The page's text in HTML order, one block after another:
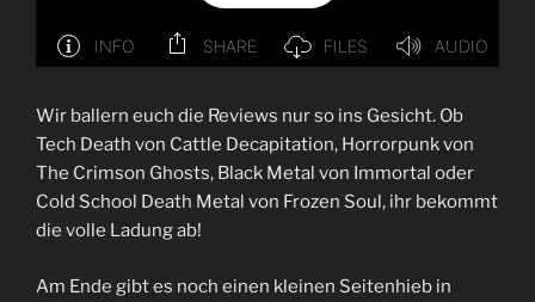
Wir ballern euch die Reviews nur so ins Gesicht. Ob
Tech Death von Cattle Decapitation, Horrorpunk von
The Crimson Ghosts, Black Metal von Immortal oder
Cold School Death Metal von Frozen Soul, ihr bekommt
die volle Ladung ab!
Am Ende gibt es noch einen kleinen Seitenhieb in